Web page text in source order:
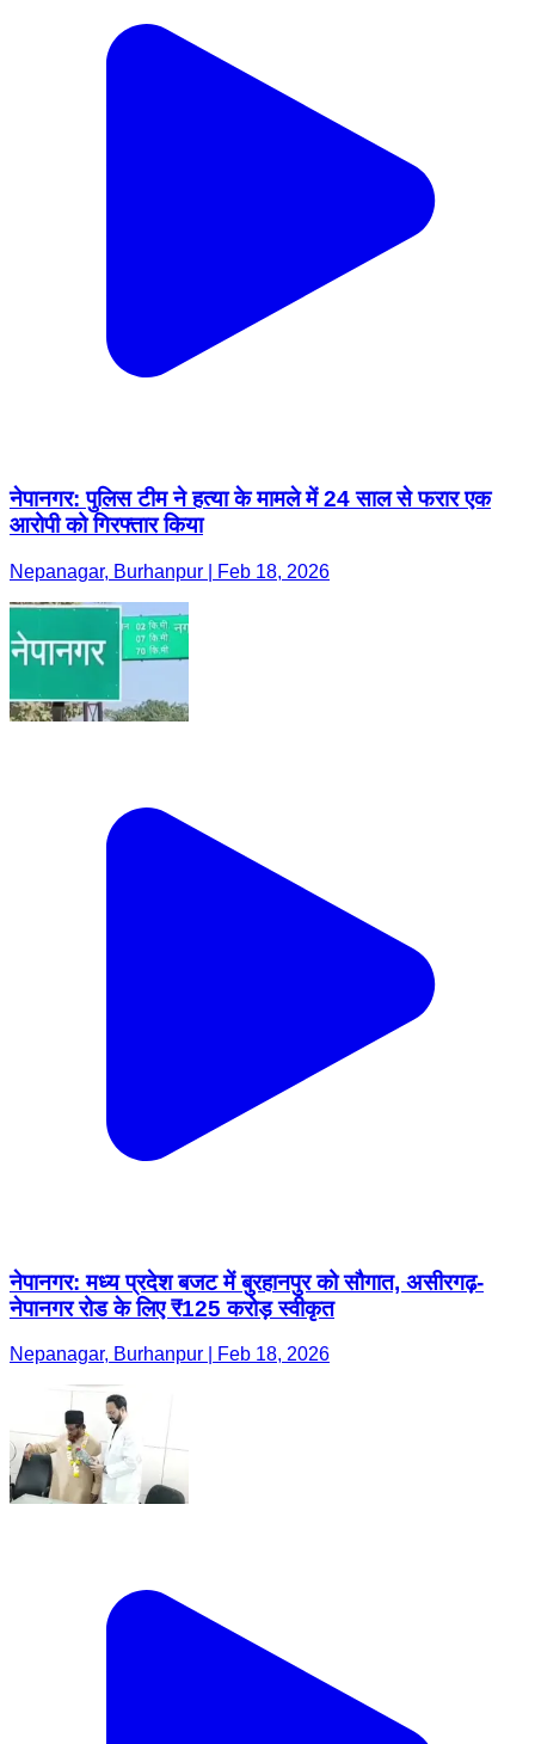
नेपानगर: पुलिस टीम ने हत्या के मामले में 24 साल से फरार एक
आरोपी को गिरफ्तार किया
Nepanagar, Burhanpur | Feb 18, 2026
नेपानगर: मध्य प्रदेश बजट में बुरहानपुर को सौगात, असीरगढ़-
नेपानगर रोड के लिए ₹125 करोड़ स्वीकृत
Nepanagar, Burhanpur | Feb 18, 2026